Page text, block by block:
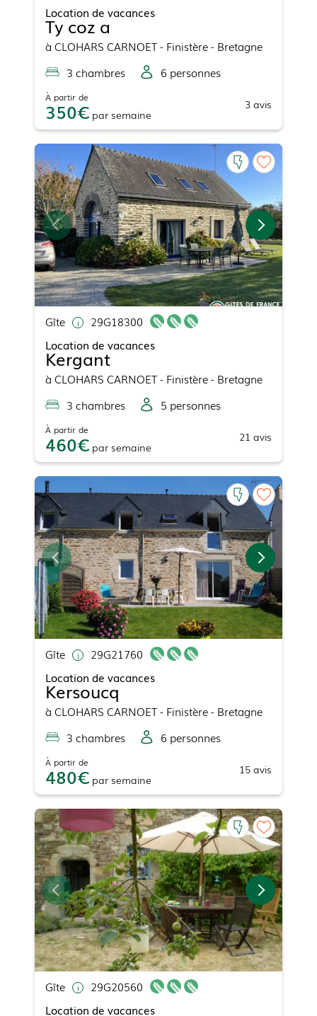
Location de vacances
Ty coz a
à CLOHARS CARNOET- Finistère - Bretagne
3 chambres 6 personnes
À partir de
350 par semaine
3 avis
Gîte
29G18300
Location de vacances
Kergant
à CLOHARS CARNOET- Finistère - Bretagne
3 chambres 5 personnes
À partir de
460 par semaine
21 avis
Gîte
29G21760
Location de vacances
Kersoucq
à CLOHARS CARNOET- Finistère - Bretagne
3 chambres 6 personnes
À partir de
480 par semaine
15 avis
Gîte
29G20560
Location de vacances